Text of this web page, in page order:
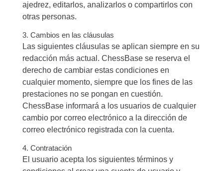
ajedrez, editarlos, analizarlos o compartirlos con
otras personas.
3. Cambios en las cláusulas
Las siguientes cláusulas se aplican siempre en su
redacción más actual. ChessBase se reserva el
derecho de cambiar estas condiciones en
cualquier momento, siempre que los fines de las
prestaciones no se pongan en cuestión.
ChessBase informará a los usuarios de cualquier
cambio por correo electrónico a la dirección de
correo electrónico registrada con la cuenta.
4. Contratación
El usuario acepta los siguientes términos y